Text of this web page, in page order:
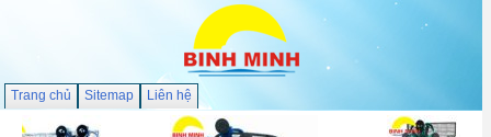
Trang chủ Sitemap Liên hệ